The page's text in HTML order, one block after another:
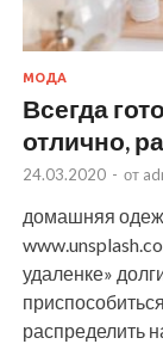
МОДА
Всегда
отлично,
24.03.2020 - от
домашняя
удаленке»
распределить